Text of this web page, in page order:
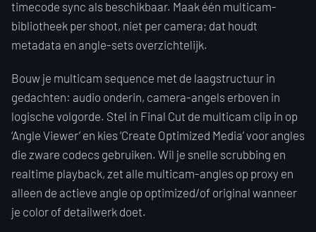
timecode sync als beschikbaar. Maak één multicam-
bibliotheek per shoot, niet per camera; dat houdt
metadata en angle-sets overzichtelijk.
Bouw je multicam sequence met de laagstructuur in
gedachten: audio onderin, camera-angels erboven in
logische volgorde. Stel in Final Cut de multicam clip in op
‘Angle Viewer’ en kies ‘Create Optimized Media’ voor angles
die zware codecs gebruiken. Wil je snelle scrubbing en
realtime playback, zet alle multicam-angles op proxy en
alleen de actieve angle op optimized/of original wanneer
je color of detailwerk doet.